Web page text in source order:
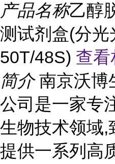
产品名称乙醇
测试剂盒(分光
50T/48S) 查
简介 南京沃博
公司是一家专
生物技术领域,
提供一系列高